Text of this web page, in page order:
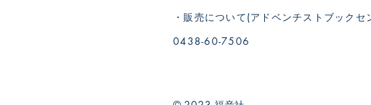
・販売について(アドベンチストブックセ
0438-60-7506